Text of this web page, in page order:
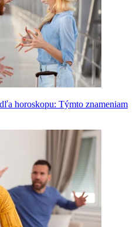
horoskopu: Týmto znameniam